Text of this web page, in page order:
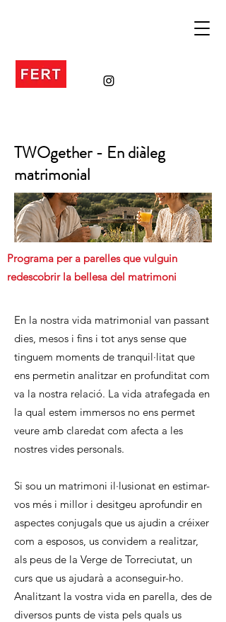
TWOgether - En diàleg
matrimonial
Programa per a parelles que vulguin
redescobrir la bellesa del matrimoni
En la nostra vida matrimonial van passant
dies, mesos i fins i tot anys sense que
tinguem moments de tranquil·litat que
ens permetin analitzar en profunditat com
va la nostra relació. La vida atrafegada en
la qual estem immersos no ens permet
veure amb claredat com afecta a les
nostres vides personals.
Si sou un matrimoni il·lusionat en estimar-
vos més i millor i desitgeu aprofundir en
aspectes conjugals que us ajudin a créixer
com a esposos, us convidem a realitzar,
als peus de la Verge de Torreciutat, un
curs que us ajudarà a aconseguir-ho.
Analitzant la vostra vida en parella, des de
diversos punts de vista pels quals us